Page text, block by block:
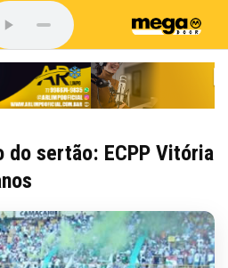
do sertão: ECPP Vitória